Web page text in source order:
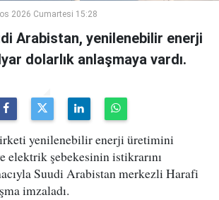
2026 Cumartesi 15:28
Arabistan, yenilenebilir enerji
dolarlık anlaşmaya vardı.
yenilenebilir enerji üretimini
elektrik şebekesinin istikrarını
Suudi Arabistan merkezli Harafi
imzaladı.